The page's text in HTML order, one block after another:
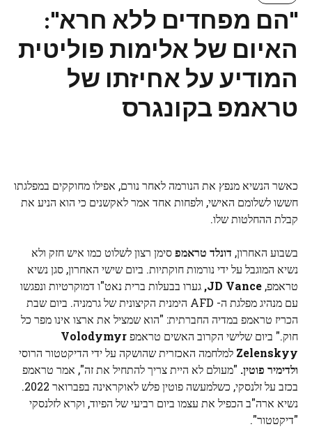
"הם מפחדים ללא חרא":
האיום של אלימות פוליטית
המודיע על אחיזתו של
טראמפ בקונגרס
כאשר הנשיא מנפץ את הנורמה לאחר נורם, אפילו מחוקקים במפלגתו
חששו לשלומם האישי, ולפחות אחד אמר לאקשנים כי הוא הניע את
קבלת ההחלטות שלו.
בשבוע האחרון, דונלד טראמפסימן רצון לשלוט כמו איש חזק ולא
נשיא המוגבל על ידי נורמות חוקתיות. ביום שישי האחרון, סגן נשיא
טראמפ, JD Vance, גערו בבעלות ברית נאט"ו דמוקרטיות ונפגשו
עם מנהיג מפלגת ה- AFD הימנית הקיצונית של גרמניה. ביום שבת
הכריז טראמפ במדיה החברתית: "הוא שמציל את ארצו אינו מפר כל
חוק." ביום שלישי הקרוב האשים טראמפVolodymyr
Zelenskyy למלחמה האכזרית שהושקה על ידי הדיקטטור הרוסי
ולדימיר פוטין. "מעולם לא היית צריך להתחיל את זה", אמר טראמפ
בכזב על זלנסקי, כשלמעשה פוטין פלש לאוקראינה בפברואר 2022.
נשיא ארה"ב הכפיל את עצמו ביום רביעי של הפיוד, וקרא לזלנסקי
"דיקטטור".